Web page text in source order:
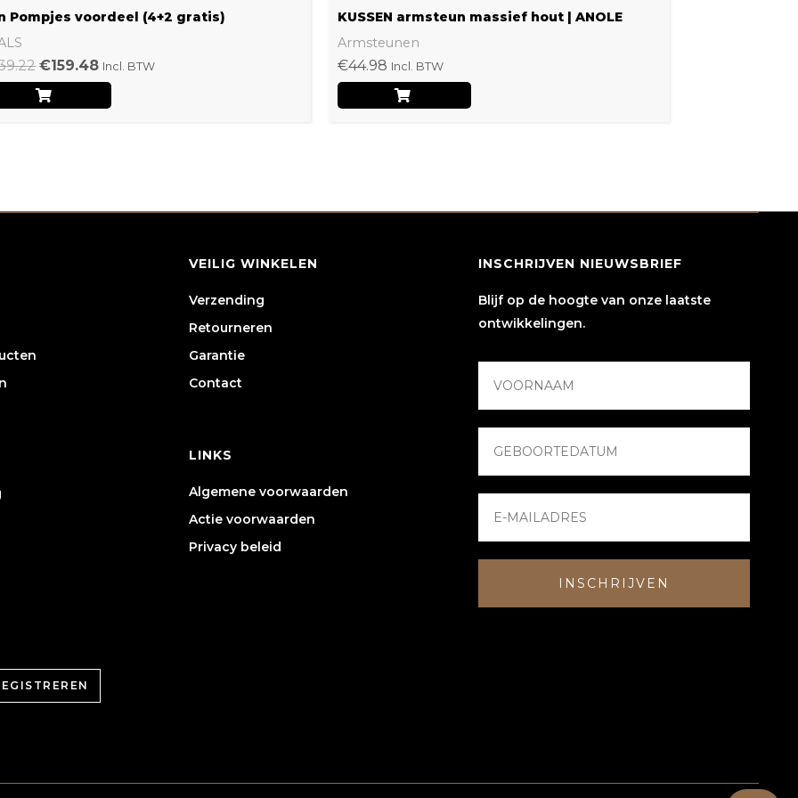
Pompjes voordeel (4+2 gratis)
€159.48 Incl. BTW
KUSSEN armsteun massief hout | ANOLE
Armsteunen
€44.98 Incl. BTW
VEILIG WINKELEN
Verzending
Retourneren
Garantie
Contact
LINKS
Algemene voorwaarden
Actie voorwaarden
Privacy beleid
INSCHRIJVEN NIEUWSBRIEF
Blijf op de hoogte van onze laatste
ontwikkelingen.
INSCHRIJVEN